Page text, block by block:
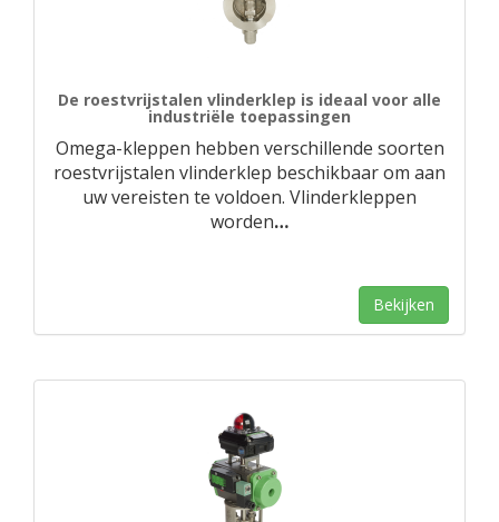
De roestvrijstalen vlinderklep is ideaal voor alle
industriële toepassingen
Omega-kleppen hebben verschillende soorten
roestvrijstalen vlinderklep beschikbaar om aan
uw vereisten te voldoen. Vlinderkleppen
worden…
Bekijken